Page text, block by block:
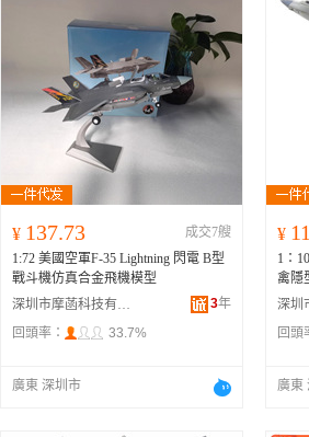
¥ 137.73
成交7艘
1:72 美國空軍F-35 Lightning 閃電 B型
戰斗機仿真合金飛機模型
深圳市摩菡科技有限公司
3年
回頭率：
33.7%
廣東 深圳市
¥
1：
禽隱
回頭
廣東